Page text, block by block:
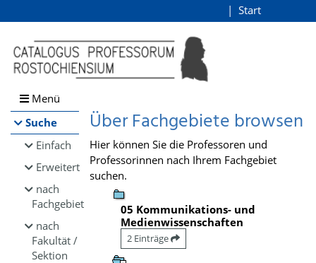
Browsen
direkt zum Inhalt
Start
Menü
Suche
Einfach
Erweitert
nach
Fachgebiet
nach
Fakultät /
Sektion
Über Fachgebiete browsen
Hier können Sie die Professoren und
Professorinnen nach Ihrem Fachgebiet
suchen.
05 Kommunikations- und
Medienwissenschaften
2 Einträge